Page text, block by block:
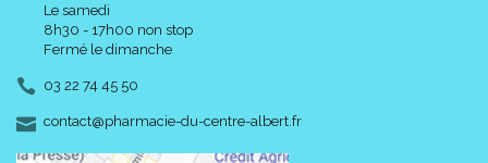
Le samedi
8h30 - 17h00 non stop
Fermé le dimanche
03 22 74 45 50
contact-
@-
pharmacie-du-centre-albert.fr